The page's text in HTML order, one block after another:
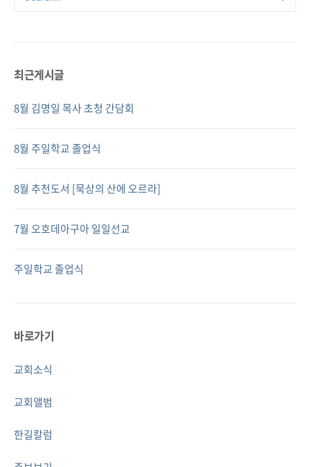
최근게시글
8월 김명일 목사 초청 간담회
8월 주일학교 졸업식
8월 추천도서 [묵상의 산에 오르라]
7월 오호데아구아 일일선교
주일학교 졸업식
바로가기
교회소식
교회앨범
한길칼럼